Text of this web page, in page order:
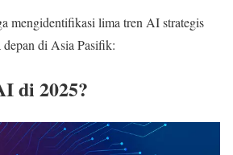
mengidentifikasi lima tren AI strategis
depan di Asia Pasifik:
di 2025?